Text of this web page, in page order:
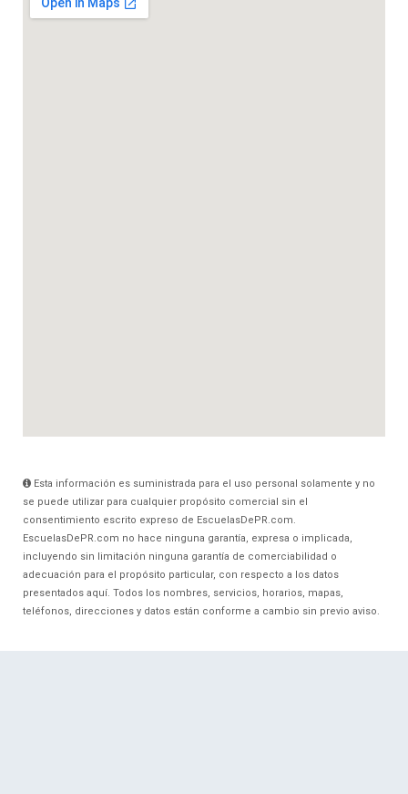
Esta información es suministrada para el uso personal solamente y no
se puede utilizar para cualquier propósito comercial sin el
consentimiento escrito expreso de EscuelasDePR.com.
EscuelasDePR.com no hace ninguna garantía, expresa o implicada,
incluyendo sin limitación ninguna garantía de comerciabilidad o
adecuación para el propósito particular, con respecto a los datos
presentados aquí. Todos los nombres, servicios, horarios, mapas,
teléfonos, direcciones y datos están conforme a cambio sin previo aviso.